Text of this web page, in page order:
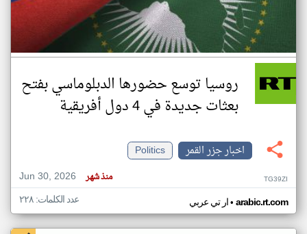
روسيا توسع حضورها الدبلوماسي بفتح
بعثات جديدة في 4 دول أفريقية
اخبار جزر القمر
Politics
Jun 30, 2026
منذ شهر TG39ZI
ار تي عربي• arabic.rt.com عدد الكلمات: ٢٢٨